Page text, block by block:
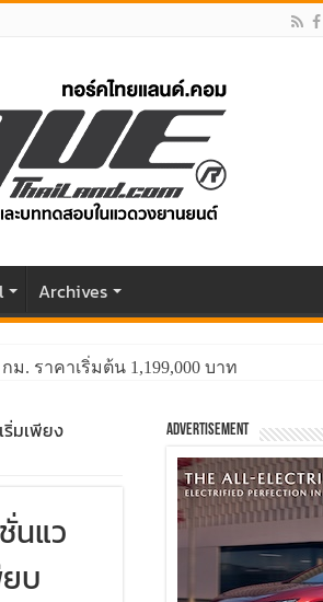
Archives
ม. ราคาเริ่มต้น 1,199,000 บาท
ริ่มเพียง
นแว
บ
Advertisement